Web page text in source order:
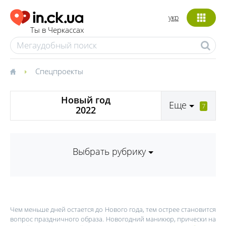
Ты в Черкассах
укр
Спецпроекты
Новый год
2022
Еще 7
Выбрать рубрику
Чем меньше дней остается до Нового года, тем острее становится
вопрос праздничного образа. Новогодний маникюр, прически на